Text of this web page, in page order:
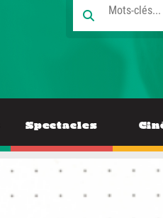
Spectacles